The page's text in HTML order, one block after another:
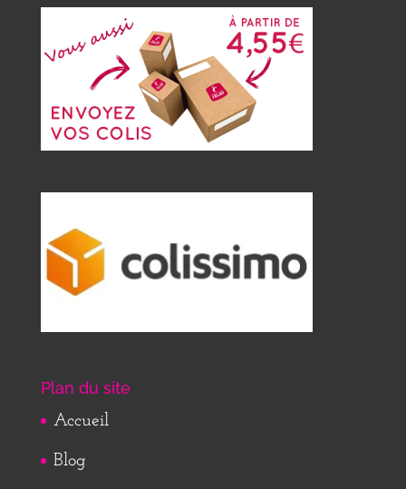
Plan du site
Accueil
Blog